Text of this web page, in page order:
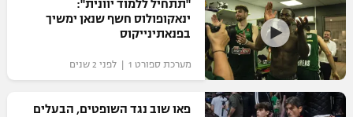
"תתחיל ללמוד יוונית":
ינאקופולוס חשף שנאן ימשיך
בפנאתינייקוס
מערכת ספורט 1 | לפני 2 שנים
פאו שוב נגד השופטים, הבעלים